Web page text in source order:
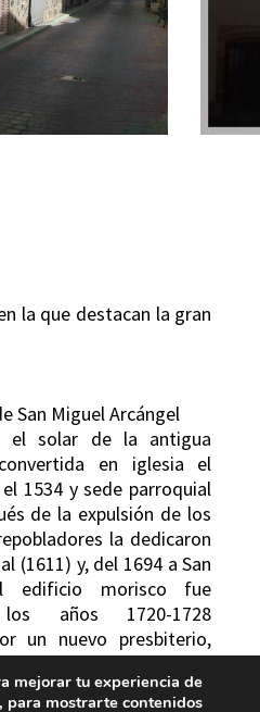
la que destacan la gran
San Miguel Arcángel
el solar de la antigua
en iglesia el
1534 y sede parroquial
de la expulsión de los
la dedicaron
(1611) y, del 1694 a San
edificio morisco fue
años 1720-1728
un nuevo presbiterio,
dos primeras capillas
finalización clasicista se
mejorar tu experiencia de
para mostrarte contenidos